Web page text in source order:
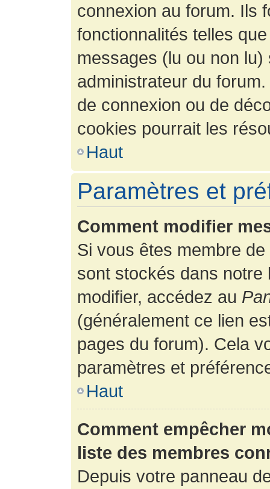
connexion au forum. Ils
fonctionnalités telles
messages (lu ou non
administrateur du
de connexion ou de
cookies pourrait les
Haut
Paramètres et
Comment modifier
Si vous êtes membre
sont stockés dans
modifier, accédez au
(généralement ce lien
pages du forum). Cela
paramètres et
Haut
Comment empêcher
liste des membres
Depuis votre panneau